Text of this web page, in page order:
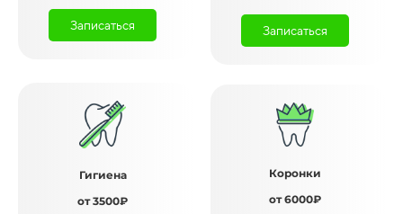
Записаться Записаться
Гигиена
от 3500₽
Коронки
от 6000₽